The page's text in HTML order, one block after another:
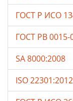
ГОСТ Р ИСО
ГОСТ РВ 0015-
SA 8000:2008
ISO 22301:2012